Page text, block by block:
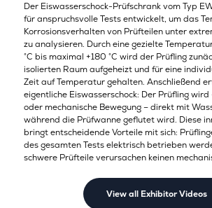
Der Eiswasserschock-Prüfschrank vom Typ
für anspruchsvolle Tests entwickelt, um das
Korrosionsverhalten von Prüfteilen unter
zu analysieren. Durch eine gezielte
°C bis maximal +180 °C wird der Prüfling
isolierten Raum aufgeheizt und für eine
Zeit auf Temperatur gehalten. Anschließend
eigentliche Eiswasserschock: Der Prüfling
oder mechanische Bewegung – direkt mit
während die Prüfwanne geflutet wird. Diese
bringt entscheidende Vorteile mit sich:
des gesamten Tests elektrisch betrieben
schwere Prüfteile verursachen keinen
View all Exhibitor Videos